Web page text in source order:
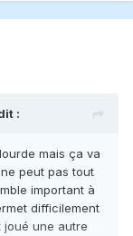
:
mais ça va
peut pas tout
important à
difficilement
une autre